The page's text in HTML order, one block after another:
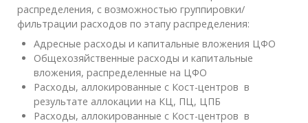
распределения, с возможностью группировки/
фильтрации расходов по этапу распределения:
Адресные расходы и капитальные вложения ЦФО
Общехозяйственные расходы и капитальные
вложения, распределенные на ЦФО
Расходы, аллокированные с Кост-центров в
результате аллокации на КЦ, ПЦ, ЦПБ
Расходы, аллокированные с Кост-центров в